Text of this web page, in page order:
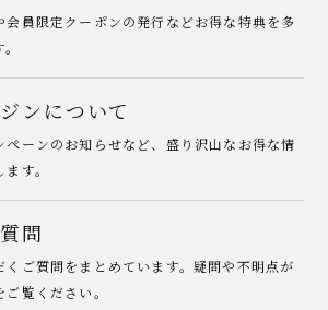
会員限定クーポンの発行などお得な特典を多
ンについて
ペーンのお知らせなど、盛り沢山なお得な情
す。
問
くご質問をまとめています。疑問や不明点が
覧ください。